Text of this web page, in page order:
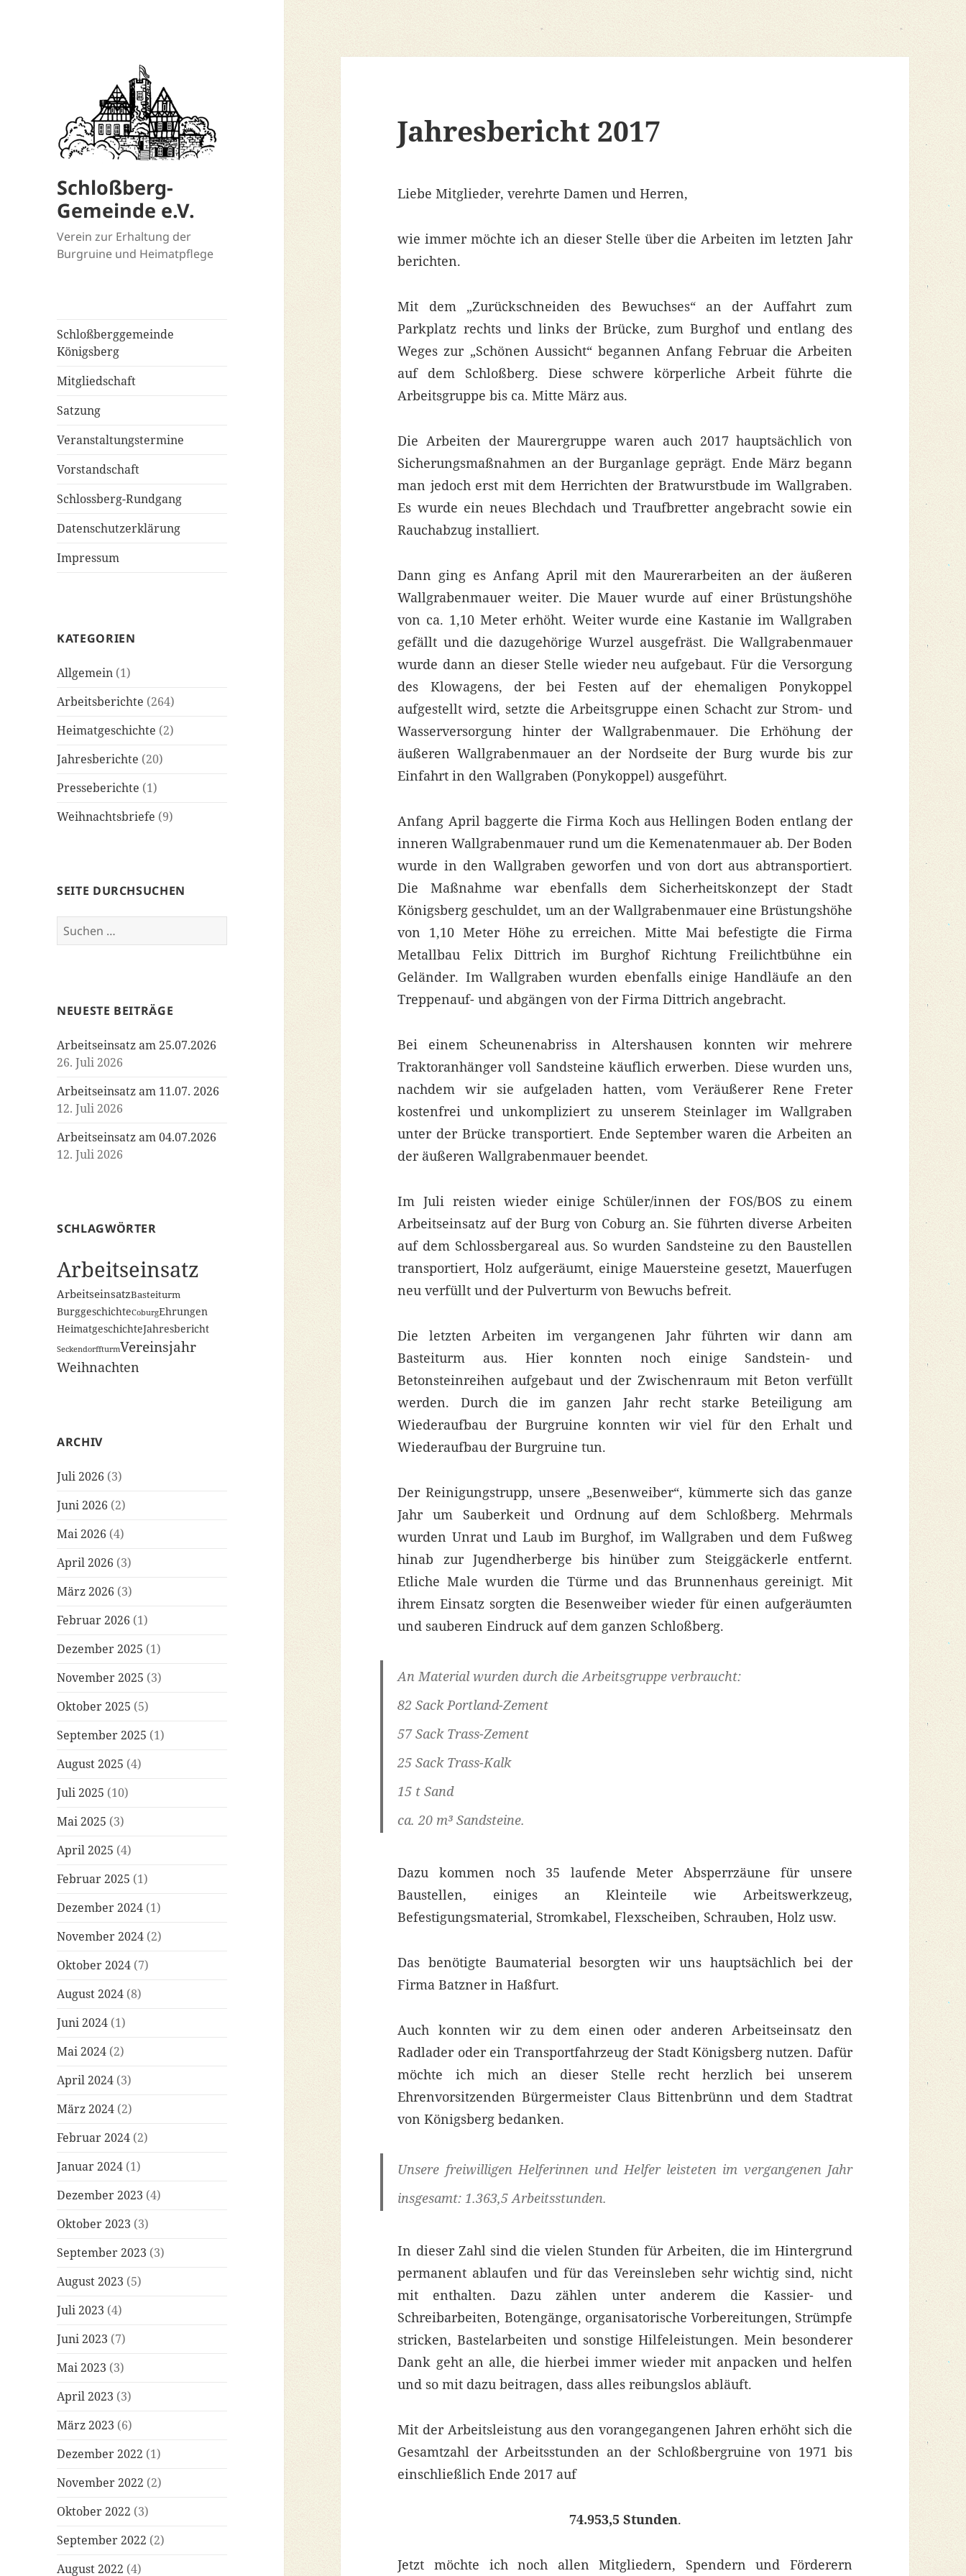
Schloßberg-
Gemeinde e.V.
Verein zur Erhaltung der
Burgruine und Heimatpflege
Schloßberggemeinde
Königsberg
Mitgliedschaft
Satzung
Veranstaltungstermine
Vorstandschaft
Schlossberg-Rundgang
Datenschutzerklärung
Impressum
KATEGORIEN
Allgemein (1)
Arbeitsberichte (264)
Heimatgeschichte (2)
Jahresberichte (20)
Presseberichte (1)
Weihnachtsbriefe (9)
SEITE DURCHSUCHEN
Suchen
nach:
NEUESTE BEITRÄGE
Arbeitseinsatz am 25.07.2026
26. Juli 2026
Arbeitseinsatz am 11.07. 2026
12. Juli 2026
Arbeitseinsatz am 04.07.2026
12. Juli 2026
SCHLAGWÖRTER
Arbeitseinsatz
ArbeitseinsatzBasteiturm
BurggeschichteCoburgEhrungen
HeimatgeschichteJahresbericht
SeckendorffturmVereinsjahr
Weihnachten
ARCHIV
Juli 2026 (3)
Juni 2026 (2)
Mai 2026 (4)
April 2026 (3)
März 2026 (3)
Februar 2026 (1)
Dezember 2025 (1)
November 2025 (3)
Oktober 2025 (5)
September 2025 (1)
August 2025 (4)
Juli 2025 (10)
Mai 2025 (3)
April 2025 (4)
Februar 2025 (1)
Dezember 2024 (1)
November 2024 (2)
Oktober 2024 (7)
August 2024 (8)
Juni 2024 (1)
Mai 2024 (2)
April 2024 (3)
März 2024 (2)
Februar 2024 (2)
Januar 2024 (1)
Dezember 2023 (4)
Oktober 2023 (3)
September 2023 (3)
August 2023 (5)
Juli 2023 (4)
Juni 2023 (7)
Mai 2023 (3)
April 2023 (3)
März 2023 (6)
Dezember 2022 (1)
November 2022 (2)
Oktober 2022 (3)
September 2022 (2)
August 2022 (4)
Jahresbericht 2017
Liebe Mitglieder, verehrte Damen und Herren,
wie immer möchte ich an dieser Stelle über die Arbeiten im letzten Jahr
berichten.
Mit dem „Zurückschneiden des Bewuchses“ an der Auffahrt zum
Parkplatz rechts und links der Brücke, zum Burghof und entlang des
Weges zur „Schönen Aussicht“ begannen Anfang Februar die Arbeiten
auf dem Schloßberg. Diese schwere körperliche Arbeit führte die
Arbeitsgruppe bis ca. Mitte März aus.
Die Arbeiten der Maurergruppe waren auch 2017 hauptsächlich von
Sicherungsmaßnahmen an der Burganlage geprägt. Ende März begann
man jedoch erst mit dem Herrichten der Bratwurstbude im Wallgraben.
Es wurde ein neues Blechdach und Traufbretter angebracht sowie ein
Rauchabzug installiert.
Dann ging es Anfang April mit den Maurerarbeiten an der äußeren
Wallgrabenmauer weiter. Die Mauer wurde auf einer Brüstungshöhe
von ca. 1,10 Meter erhöht. Weiter wurde eine Kastanie im Wallgraben
gefällt und die dazugehörige Wurzel ausgefräst. Die Wallgrabenmauer
wurde dann an dieser Stelle wieder neu aufgebaut. Für die Versorgung
des Klowagens, der bei Festen auf der ehemaligen Ponykoppel
aufgestellt wird, setzte die Arbeitsgruppe einen Schacht zur Strom- und
Wasserversorgung hinter der Wallgrabenmauer. Die Erhöhung der
äußeren Wallgrabenmauer an der Nordseite der Burg wurde bis zur
Einfahrt in den Wallgraben (Ponykoppel) ausgeführt.
Anfang April baggerte die Firma Koch aus Hellingen Boden entlang der
inneren Wallgrabenmauer rund um die Kemenatenmauer ab. Der Boden
wurde in den Wallgraben geworfen und von dort aus abtransportiert.
Die Maßnahme war ebenfalls dem Sicherheitskonzept der Stadt
Königsberg geschuldet, um an der Wallgrabenmauer eine Brüstungshöhe
von 1,10 Meter Höhe zu erreichen. Mitte Mai befestigte die Firma
Metallbau Felix Dittrich im Burghof Richtung Freilichtbühne ein
Geländer. Im Wallgraben wurden ebenfalls einige Handläufe an den
Treppenauf- und abgängen von der Firma Dittrich angebracht.
Bei einem Scheunenabriss in Altershausen konnten wir mehrere
Traktoranhänger voll Sandsteine käuflich erwerben. Diese wurden uns,
nachdem wir sie aufgeladen hatten, vom Veräußerer Rene Freter
kostenfrei und unkompliziert zu unserem Steinlager im Wallgraben
unter der Brücke transportiert. Ende September waren die Arbeiten an
der äußeren Wallgrabenmauer beendet.
Im Juli reisten wieder einige Schüler/innen der FOS/BOS zu einem
Arbeitseinsatz auf der Burg von Coburg an. Sie führten diverse Arbeiten
auf dem Schlossbergareal aus. So wurden Sandsteine zu den Baustellen
transportiert, Holz aufgeräumt, einige Mauersteine gesetzt, Mauerfugen
neu verfüllt und der Pulverturm von Bewuchs befreit.
Die letzten Arbeiten im vergangenen Jahr führten wir dann am
Basteiturm aus. Hier konnten noch einige Sandstein- und
Betonsteinreihen aufgebaut und der Zwischenraum mit Beton verfüllt
werden. Durch die im ganzen Jahr recht starke Beteiligung am
Wiederaufbau der Burgruine konnten wir viel für den Erhalt und
Wiederaufbau der Burgruine tun.
Der Reinigungstrupp, unsere „Besenweiber“, kümmerte sich das ganze
Jahr um Sauberkeit und Ordnung auf dem Schloßberg. Mehrmals
wurden Unrat und Laub im Burghof, im Wallgraben und dem Fußweg
hinab zur Jugendherberge bis hinüber zum Steiggäckerle entfernt.
Etliche Male wurden die Türme und das Brunnenhaus gereinigt. Mit
ihrem Einsatz sorgten die Besenweiber wieder für einen aufgeräumten
und sauberen Eindruck auf dem ganzen Schloßberg.
An Material wurden durch die Arbeitsgruppe verbraucht:
82 Sack Portland-Zement
57 Sack Trass-Zement
25 Sack Trass-Kalk
15 t Sand
ca. 20 m³ Sandsteine.
Dazu kommen noch 35 laufende Meter Absperrzäune für unsere
Baustellen, einiges an Kleinteile wie Arbeitswerkzeug,
Befestigungsmaterial, Stromkabel, Flexscheiben, Schrauben, Holz usw.
Das benötigte Baumaterial besorgten wir uns hauptsächlich bei der
Firma Batzner in Haßfurt.
Auch konnten wir zu dem einen oder anderen Arbeitseinsatz den
Radlader oder ein Transportfahrzeug der Stadt Königsberg nutzen. Dafür
möchte ich mich an dieser Stelle recht herzlich bei unserem
Ehrenvorsitzenden Bürgermeister Claus Bittenbrünn und dem Stadtrat
von Königsberg bedanken.
Unsere freiwilligen Helferinnen und Helfer leisteten im vergangenen Jahr
insgesamt:1.363,5 Arbeitsstunden.
In dieser Zahl sind die vielen Stunden für Arbeiten, die im Hintergrund
permanent ablaufen und für das Vereinsleben sehr wichtig sind, nicht
mit enthalten. Dazu zählen unter anderem die Kassier- und
Schreibarbeiten, Botengänge, organisatorische Vorbereitungen, Strümpfe
stricken, Bastelarbeiten und sonstige Hilfeleistungen. Mein besonderer
Dank geht an alle, die hierbei immer wieder mit anpacken und helfen
und so mit dazu beitragen, dass alles reibungslos abläuft.
Mit der Arbeitsleistung aus den vorangegangenen Jahren erhöht sich die
Gesamtzahl der Arbeitsstunden an der Schloßbergruine von 1971 bis
einschließlich Ende 2017 auf
74.953,5 Stunden.
Jetzt möchte ich noch allen Mitgliedern, Spendern und Förderern